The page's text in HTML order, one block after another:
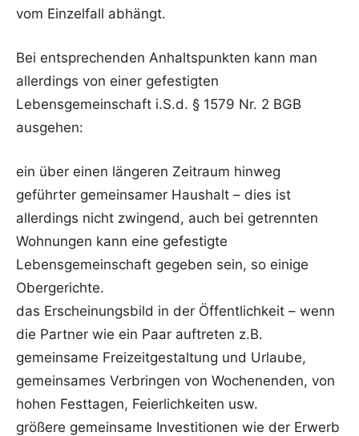
vom Einzelfall abhängt.
Bei entsprechenden Anhaltspunkten kann man
allerdings von einer gefestigten
Lebensgemeinschaft i.S.d. § 1579 Nr. 2 BGB
ausgehen:
ein über einen längeren Zeitraum hinweg
geführter gemeinsamer Haushalt – dies ist
allerdings nicht zwingend, auch bei getrennten
Wohnungen kann eine gefestigte
Lebensgemeinschaft gegeben sein, so einige
Obergerichte.
das Erscheinungsbild in der Öffentlichkeit – wenn
die Partner wie ein Paar auftreten z.B.
gemeinsame Freizeitgestaltung und Urlaube,
gemeinsames Verbringen von Wochenenden, von
hohen Festtagen, Feierlichkeiten usw.
größere gemeinsame Investitionen wie der Erwerb